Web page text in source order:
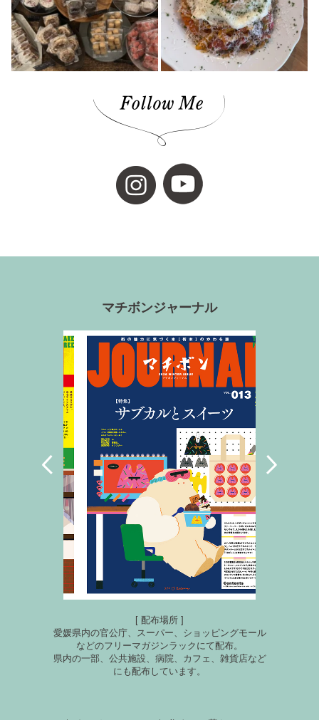
大膳歯科医院(2)
暖炉のある暮らし(1) 子育て世代(1)
お出かけ(1)
ロールケーキ(1)
柑橘(1) 生活道具(1) ミロコカフェ(1)
松山市(26)
ライフスタイル(1)
愛媛みかん(1)
無添加ジュース「きわみ」(1)
ほろよいフェスタ2023(1)
霧の森・高原(1)
しまのぱんかふぇ tetote(1)
マチボンジャーナル
[ 配布場所 ]
愛媛県内の官公庁、スーパー、ショッピングモール
などのフリーマガジンラックにて配布。
県内の一部、公共施設、病院、カフェ、雑貨店など
にも配布しています。